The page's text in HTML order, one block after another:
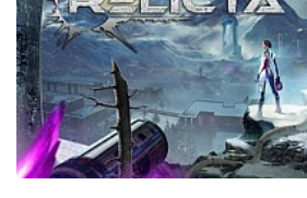
Blood and Bacon